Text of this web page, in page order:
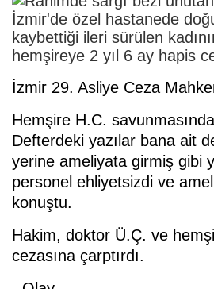
İzmir'de özel hastanede
kaybettiği ileri sürülen
hemşireye 2 yıl 6 ay hapis
İzmir 29. Asliye Ceza
Hemşire H.C.
Defterdeki yazılar bana ait
yerine ameliyata girmiş gibi
personel ehliyetsizdi ve
konuştu.
Hakim, doktor Ü.Ç. ve
cezasına çarptırdı.